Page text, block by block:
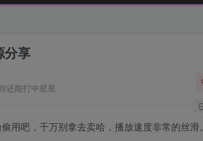
分享
还能打中星星
用吧，千万别拿去卖哈，播放速度非常的丝滑。